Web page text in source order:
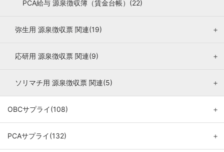
PCA給与 源泉徴収簿（賃金台帳）(22)
弥生用 源泉徴収票 関連(19) ＋
応研用 源泉徴収票 関連(9) ＋
ソリマチ用 源泉徴収票 関連(5) ＋
OBCサプライ(108) ＋
PCAサプライ(132) ＋